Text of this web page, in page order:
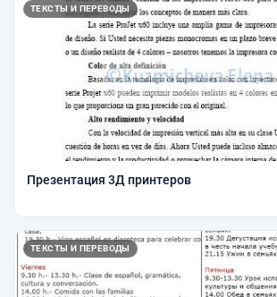
ТЕКСТЫ И ПЕРЕВОДЫ
Презентация 3Д принтеров
ТЕКСТЫ И ПЕРЕВОДЫ